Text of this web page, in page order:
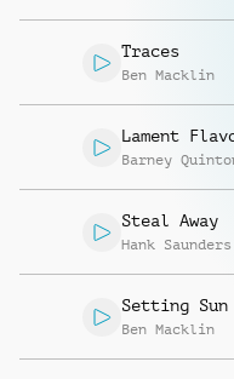
Richiedi musica
Traces
Ben Macklin
Lament
Barney
Steal Away
Hank Saunders
Setting Sun
Ben Macklin